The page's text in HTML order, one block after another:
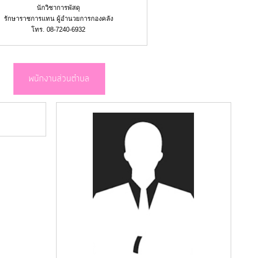
นักวิชาการพัสดุ
รักษาราชการแทน ผู้อำนวยการกองคลัง
โทร. 08-7240-6932
พนักงานส่วนตำบล